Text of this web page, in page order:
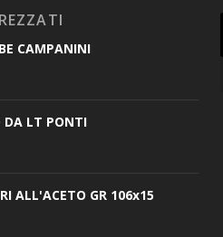
CAMPANINI
DA LT PONTI
ALL'ACETO GR 106x15